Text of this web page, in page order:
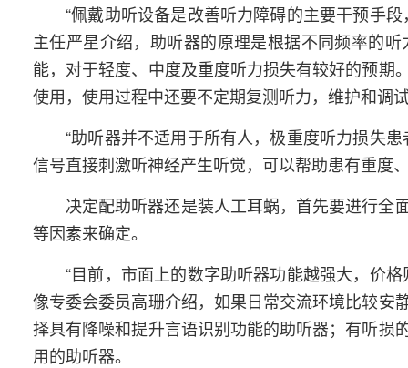
“佩戴助听设备是改善听力障碍的主要干预手
主任严星介绍，助听器的原理是根据不同频率的
能，对于轻度、中度及重度听力损失有较好的预
使用，使用过程中还要不定期复测听力，维护和调
“助听器并不适用于所有人，极重度听力损失
信号直接刺激听神经产生听觉，可以帮助患有重度
决定配助听器还是装人工耳蜗，首先要进行全
等因素来确定。
“目前，市面上的数字助听器功能越强大，价
像专委会委员高珊介绍，如果日常交流环境比较安
择具有降噪和提升言语识别功能的助听器；有听损
用的助听器。